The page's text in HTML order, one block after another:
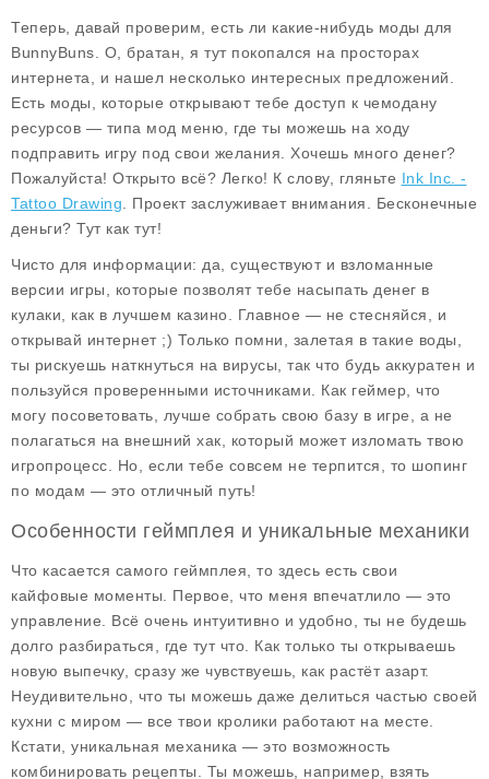
Теперь, давай проверим, есть ли какие-нибудь моды для
BunnyBuns. О, братан, я тут покопался на просторах
интернета, и нашел несколько интересных предложений.
Есть моды, которые открывают тебе доступ к чемодану
ресурсов — типа мод меню, где ты можешь на ходу
подправить игру под свои желания. Хочешь много денег?
Пожалуйста! Открыто всё? Легко! К слову, гляньте Ink Inc. -
Tattoo Drawing . Проект заслуживает внимания. Бесконечные
деньги? Тут как тут!
Чисто для информации: да, существуют и взломанные
версии игры, которые позволят тебе насыпать денег в
кулаки, как в лучшем казино. Главное — не стесняйся, и
открывай интернет ;) Только помни, залетая в такие воды,
ты рискуешь наткнуться на вирусы, так что будь аккуратен и
пользуйся проверенными источниками. Как геймер, что
могу посоветовать, лучше собрать свою базу в игре, а не
полагаться на внешний хак, который может изломать твою
игропроцесс. Но, если тебе совсем не терпится, то шопинг
по модам — это отличный путь!
Особенности геймплея и уникальные механики
Что касается самого геймплея, то здесь есть свои
кайфовые моменты. Первое, что меня впечатлило — это
управление. Всё очень интуитивно и удобно, ты не будешь
долго разбираться, где тут что. Как только ты открываешь
новую выпечку, сразу же чувствуешь, как растёт азарт.
Неудивительно, что ты можешь даже делиться частью своей
кухни с миром — все твои кролики работают на месте.
Кстати, уникальная механика — это возможность
комбинировать рецепты. Ты можешь, например, взять